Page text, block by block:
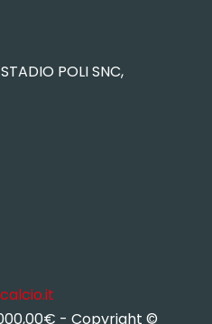
POLI SNC,
- Copyright ©